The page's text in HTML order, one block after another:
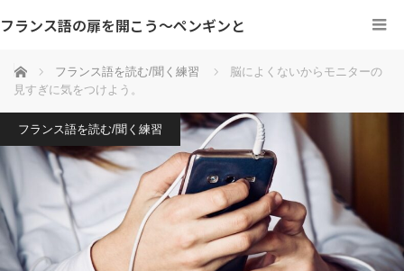
フランス語の扉を開こう～ペンギンと
ホーム フランス語を読む/聞く練習
脳によくないからモニターの
見すぎに気をつけよう。
フランス語を読む/聞く練習